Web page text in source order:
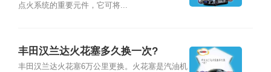
点火系统的重要元件，它可将...
丰田汉兰达火花塞多久换一次?
丰田汉兰达火花塞6万公里更换。火花塞是汽油机